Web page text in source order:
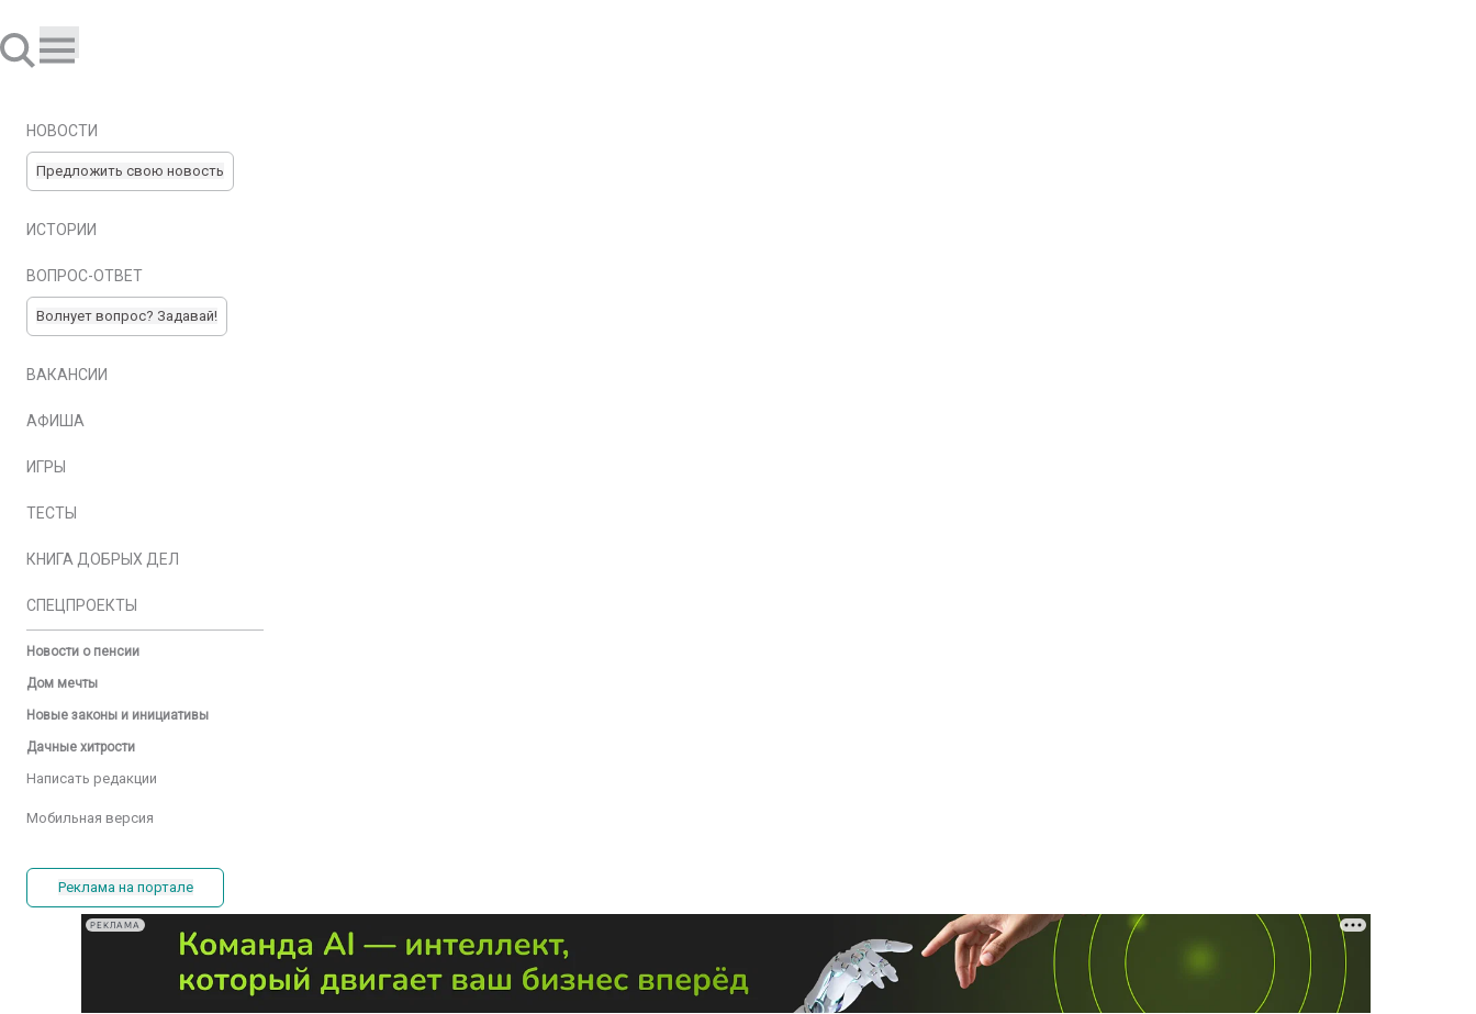
НОВОСТИ
Предложить свою новость
ИСТОРИИ
ВОПРОС-ОТВЕТ
Волнует вопрос? Задавай!
ВАКАНСИИ
АФИША
ИГРЫ
ТЕСТЫ
КНИГА ДОБРЫХ ДЕЛ
СПЕЦПРОЕКТЫ
Новости о пенсии
Дом мечты
Новые законы и инициативы
Дачные хитрости
Написать редакции
Мобильная версия
Реклама на портале
РЕКЛАМА